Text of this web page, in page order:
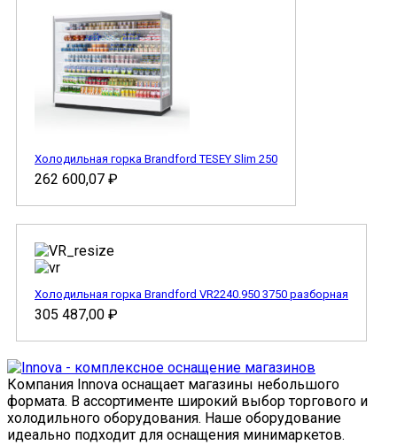
Холодильная горка Brandford TESEY Slim 250
262 600,07 ₽
Холодильная горка Brandford VR2240.950 3750 разборная
305 487,00 ₽
Компания Innova оснащает магазины небольшого
формата. В ассортименте широкий выбор торгового и
холодильного оборудования. Наше оборудование
идеально подходит для оснащения минимаркетов.